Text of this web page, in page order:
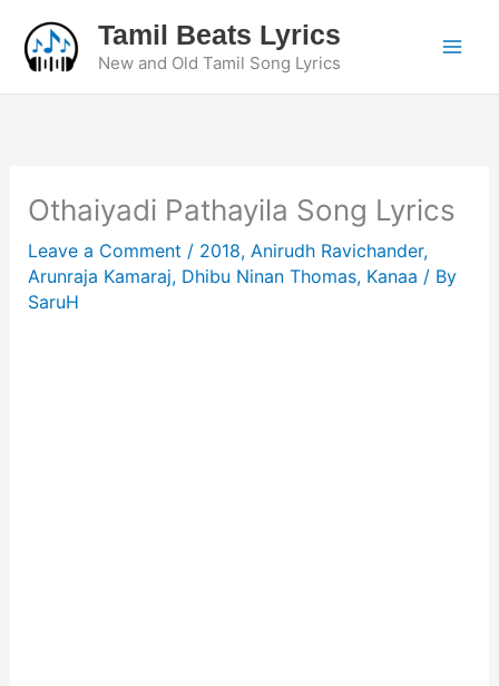
content
Tamil Beats Lyrics
New and Old Tamil Song Lyrics
Othaiyadi Pathayila Song Lyrics
Leave a Comment / 2018, Anirudh Ravichander,
Arunraja Kamaraj, Dhibu Ninan Thomas, Kanaa / By
SaruH